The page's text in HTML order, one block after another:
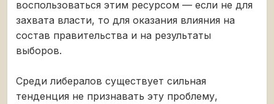
воспользоваться этим ресурсом — если не для
захвата власти, то для оказания влияния на
состав правительства и на результаты
выборов.
Среди либералов существует сильная
тенденция не признавать эту проблему,